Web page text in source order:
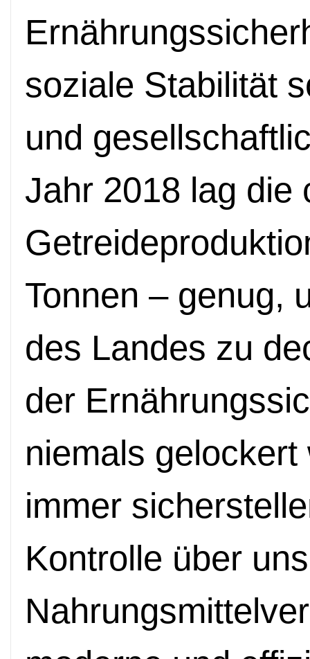
soziale Stabilität
und
Jahr 2018 lag die
Tonnen – genug,
des Landes zu
der
niemals
immer
Kontrolle über